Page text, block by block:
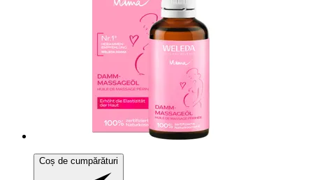
Coș de cumpărături